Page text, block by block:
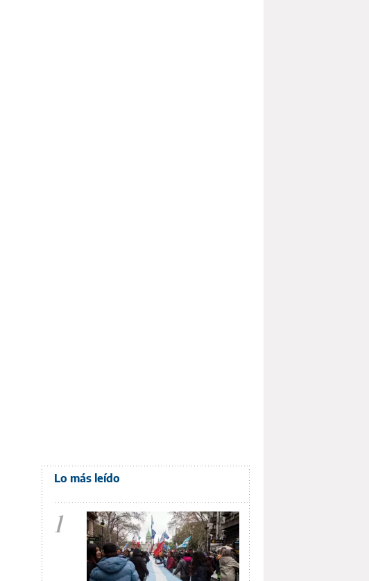
Lo más leído
1